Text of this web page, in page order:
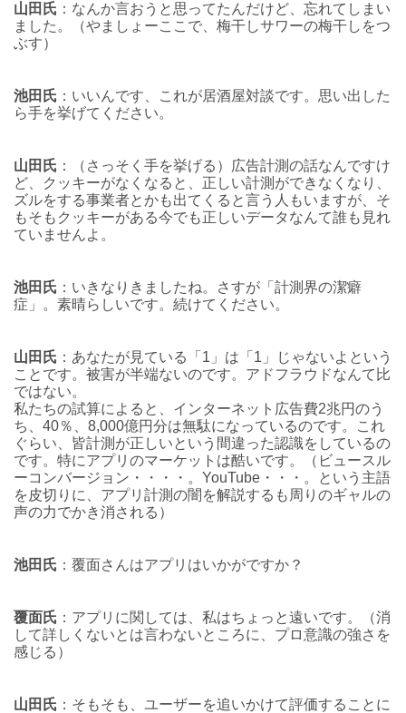
山田氏 ：なんか言おうと思ってたんだけど、忘れてしまい
ました。（やましょーここで、梅干しサワーの梅干しをつ
ぶす）
池田氏 ：いいんです、これが居酒屋対談です。思い出した
ら手を挙げてください。
山田氏 ：（さっそく手を挙げる）広告計測の話なんですけ
ど、クッキーがなくなると、正しい計測ができなくなり、
ズルをする事業者とかも出てくると言う人もいますが、そ
もそもクッキーがある今でも正しいデータなんて誰も見れ
ていませんよ。
池田氏 ：いきなりきましたね。さすが「計測界の潔癖
症」。素晴らしいです。続けてください。
山田氏 ：あなたが見ている「1」は「1」じゃないよという
ことです。被害が半端ないのです。アドフラウドなんて比
ではない。
私たちの試算によると、インターネット広告費2兆円のう
ち、40％、8,000億円分は無駄になっているのです。これ
ぐらい、皆計測が正しいという間違った認識をしているの
です。 特にアプリのマーケットは酷いです。（ビュースル
ーコンバージョン・・・・。YouTube・・・。という主語
を皮切りに、アプリ計測の闇を解説するも周りのギャルの
声の力でかき消される）
池田氏 ：覆面さんはアプリはいかがですか？
覆面氏 ：アプリに関しては、私はちょっと遠いです。（消
して詳しくないとは言わないところに、プロ意識の強さを
感じる）
山田氏 ：そもそも、ユーザーを追いかけて評価することに